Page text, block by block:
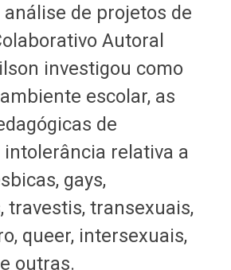
de projetos de
Autoral
investigou como
escolar, as
de
intolerância relativa a
gays,
travestis, transexuais,
queer, intersexuais,
outras.